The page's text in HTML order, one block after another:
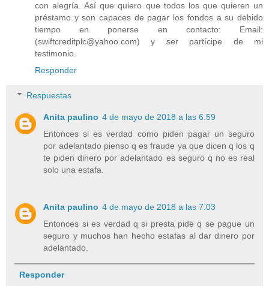
con alegría. Así que quiero que todos los que quieren un
préstamo y son capaces de pagar los fondos a su debido
tiempo en ponerse en contacto: Email:
(swiftcreditplc@yahoo.com) y ser partícipe de mi
testimonio.
Responder
Respuestas
Anita paulino 4 de mayo de 2018 a las 6:59
Entonces si es verdad como piden pagar un seguro
por adelantado pienso q es fraude ya que dicen q los q
te piden dinero por adelantado es seguro q no es real
solo una estafa.
Anita paulino 4 de mayo de 2018 a las 7:03
Entonces si es verdad q si presta pide q se pague un
seguro y muchos han hecho estafas al dar dinero por
adelantado.
Responder